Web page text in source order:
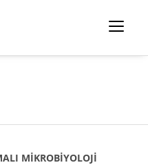
MIKROBIYOLOJI